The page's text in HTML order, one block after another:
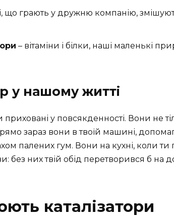
що грають у дружню компанію,
– вітаміни і білки, наші маленькі
у нашому житті
приховані у повсякденності. Вони не
зараз вони в твоїй машині,
палених гум. Вони на кухні, коли ти
без них твій обід перетворився б на
каталізатори